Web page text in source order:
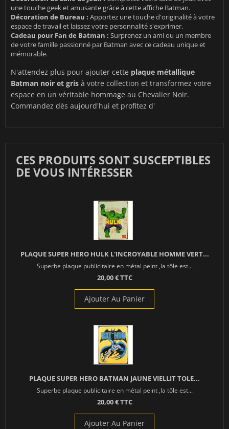
une touche geek et amusante grâce à cette affiche Batman.
Décoration de Bureau : Apportez une touche d'originalité à votre
espace de travail et laissez votre personnalité s'exprimer.
Cadeau pour Fan de Batman : Surprenez un ami ou un membre
de votre famille passionné par Batman avec ce cadeau unique et
mémorable.
N'attendez plus pour ajouter cette plaque métallique
Batman noir et gris à votre collection et transformez votre
espace en un véritable hommage au Chevalier Noir.
Commandez dès aujourd'hui et profitez d'
CES PRODUITS SONT SUSCEPTIBLES
DE VOUS INTÉRESSER
PLAQUE SUPER HERO HULK L'INCROYABLE HOMME VERT...
Superbe plaque publicitaire en métal peint ,la tôle est...
20,00 € TTC
Ajouter Au Panier
PLAQUE SUPER HERO BATMAN JAUNE VIELLIT TOLE...
Superbe plaque publicitaire en métal peint ,la tôle est...
20,00 € TTC
Ajouter Au Panier